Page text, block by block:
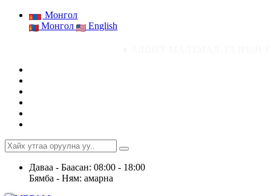
Монгол
Монгол
English
Даваа - Баасан: 08:00 - 18:00
Бямба - Ням: амарна